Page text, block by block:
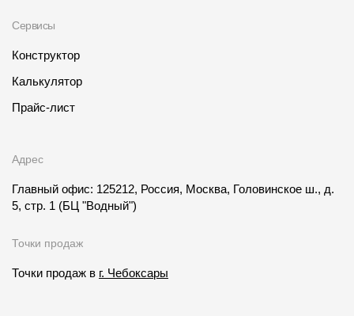
Сервисы
Конструктор
Калькулятор
Прайс-лист
Адрес
Главный офис: 125212, Россия, Москва, Головинское ш., д.
5, стр. 1 (БЦ "Водный")
Точки продаж
Точки продаж в г. Чебоксары